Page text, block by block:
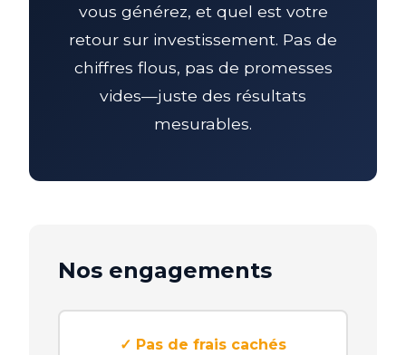
vous générez, et quel est votre
retour sur investissement. Pas de
chiffres flous, pas de promesses
vides—juste des résultats
mesurables.
Nos engagements
✓ Pas de frais cachés